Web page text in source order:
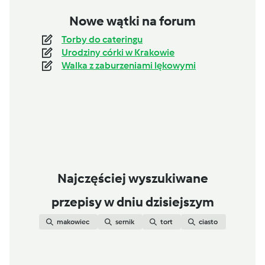
Zupa pieczarkowa
przezSigmal
Play retro bowl 26 online and
enjoy a complete football
przezKarina Cotton
and enjoy some...
Nowe wątki na forum
Torby do cateringu
Urodziny córki w Krakowie
Walka z zaburzeniami lękowymi
Najczęściej wyszukiwane
przepisy w dniu dzisiejszym
makowiec sernik tort ciasto